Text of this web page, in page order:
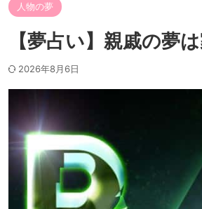
人物の夢
【夢占い】親戚の夢
2026年8月6日